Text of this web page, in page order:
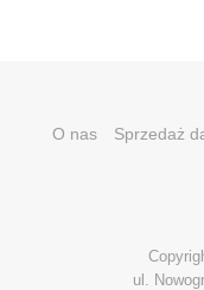
O nas Sprzedaż
ul.